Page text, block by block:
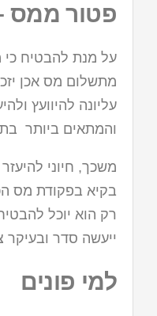
פטור ממס
על מנת להבטיח כי
מתשלום מס אכן
עליונה להיוועץ
והמתאים ביותר
משכך, חיוני
בקיא בפקודת מס
רק הוא יוכל
ייעשה סדר
למי פונים